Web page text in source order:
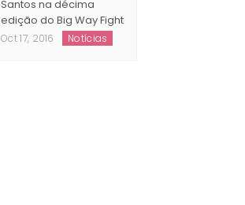
Leonardo Andrade
substitui Jeferson
Santos na décima